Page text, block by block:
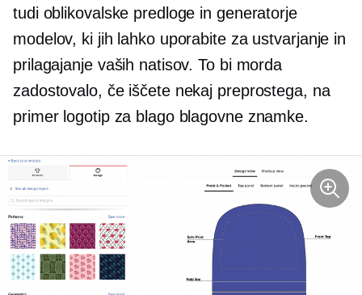
tudi oblikovalske predloge in generatorje
modelov, ki jih lahko uporabite za ustvarjanje in
prilagajanje vaših natisov. To bi morda
zadostovalo, če iščete nekaj preprostega, na
primer logotip za blago blagovne znamke.